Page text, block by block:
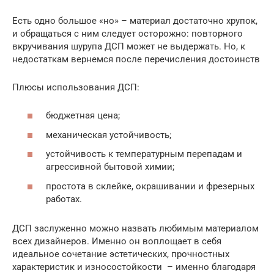
Есть одно большое «но» – материал достаточно хрупок,
и обращаться с ним следует осторожно: повторного
вкручивания шурупа ДСП может не выдержать. Но, к
недостаткам вернемся после перечисления достоинств
Плюсы использования ДСП:
бюджетная цена;
механическая устойчивость;
устойчивость к температурным перепадам и
агрессивной бытовой химии;
простота в склейке, окрашивании и фрезерных
работах.
ДСП заслуженно можно назвать любимым материалом
всех дизайнеров. Именно он воплощает в себя
идеальное сочетание эстетических, прочностных
характеристик и износостойкости – именно благодаря